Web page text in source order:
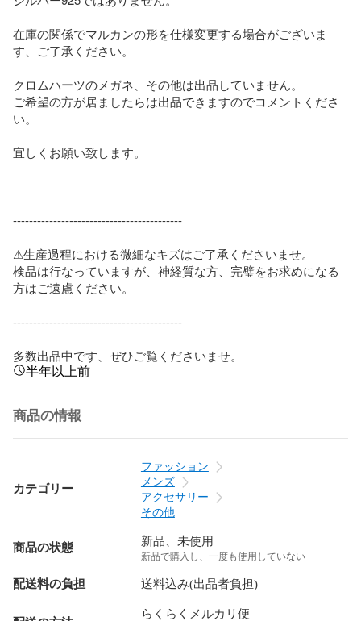
在庫の関係でマルカンの形を仕様変更する場合がございま
す、ご了承ください。
クロムハーツのメガネ、その他は出品していません。
ご希望の方が居ましたらは出品できますのでコメントくださ
い。
宜しくお願い致します。
------------------------------------------
⚠︎生産過程における微細なキズはご了承くださいませ。
検品は行なっていますが、神経質な方、完璧をお求めになる
方はご遠慮ください。
------------------------------------------
多数出品中です、ぜひご覧くださいませ。
半年以上前
商品の情報
カテゴリー
ファッション
メンズ
アクセサリー
その他
商品の状態 新品、未使用
新品で購入し、一度も使用していない
配送料の負担 送料込み(出品者負担)
らくらくメルカリ便